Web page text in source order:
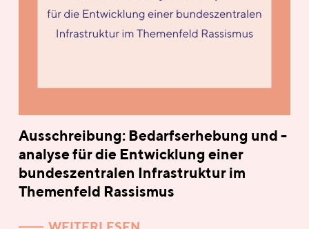
Ausschreibung: Bedarfserhebung und -
analyse für die Entwicklung einer
bundeszentralen Infrastruktur im
Themenfeld Rassismus